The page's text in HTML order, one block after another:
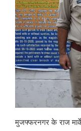
मुजफ्फरनगर के राज